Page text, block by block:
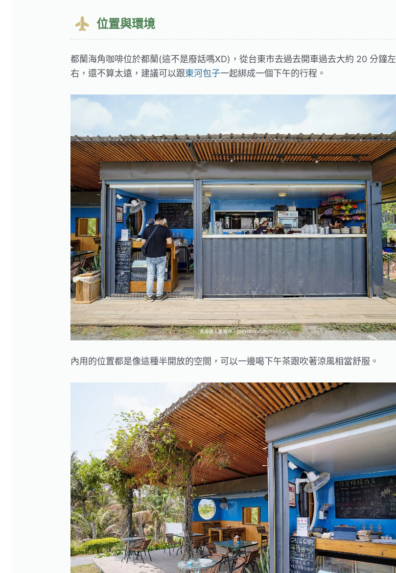
位置與環境
都蘭海角咖啡位於都蘭(這不是廢話嗎XD)，從台東市去過去開車過去大約 20 分鐘左
右，還不算太遠，建議可以跟東河包子一起綁成一個下午的行程。
內用的位置都是像這種半開放的空間，可以一邊喝下午茶跟吹著涼風相當舒服。